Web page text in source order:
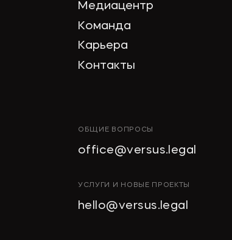
Медиацентр
Команда
Карьера
Контакты
ОБЩИЕ ВОПРОСЫ
office@versus.legal
УСЛУГИ И НОВЫЕ ПРОЕКТЫ
hello@versus.legal